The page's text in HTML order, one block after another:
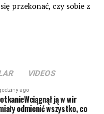
przekonać, czy sobie z
VIDEOS
ago
ją w wir
odmienić wszystko, co